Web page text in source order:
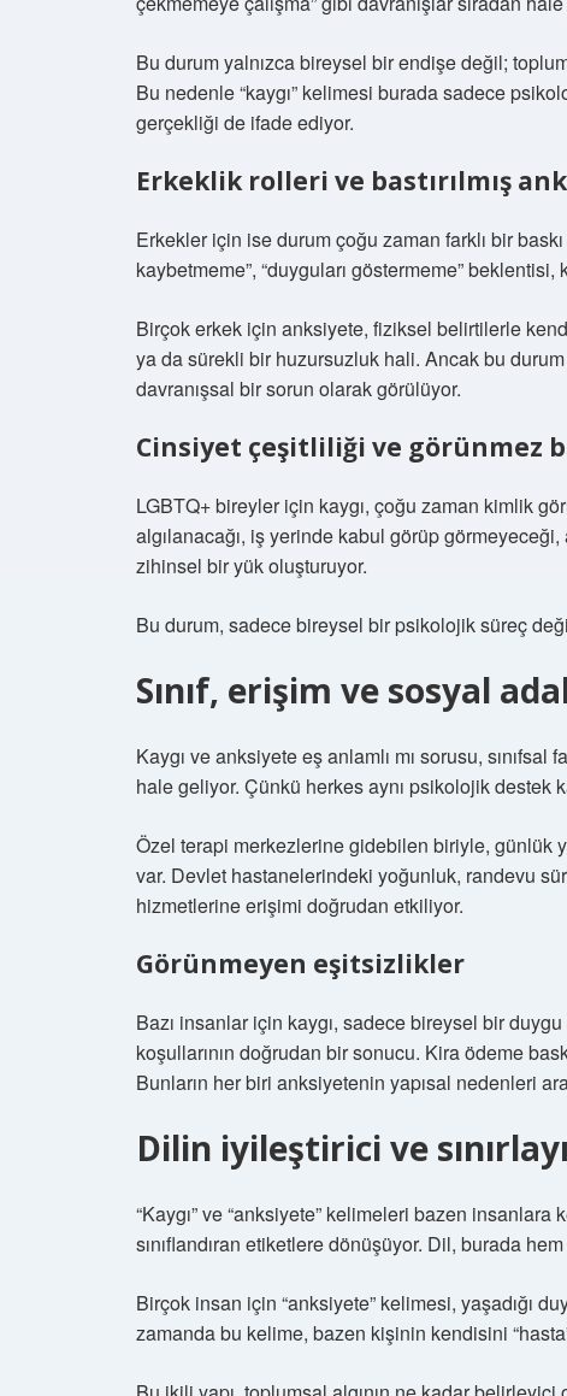
Bu durum yalnızca bireysel bir endişe değil;
Bu nedenle “kaygı” kelimesi burada sadece
gerçekliği de ifade ediyor.
Erkeklik rolleri ve bastırılmış
Erkekler için ise durum çoğu zaman farklı bir
kaybetmeme”, “duyguları göstermeme” beklentisi,
Birçok erkek için anksiyete, fiziksel belirtilerle
ya da sürekli bir huzursuzluk hali. Ancak bu
davranışsal bir sorun olarak görülüyor.
Cinsiyet çeşitliliği ve görünmez
LGBTQ+ bireyler için kaygı, çoğu zaman kimlik
algılanacağı, iş yerinde kabul görüp
zihinsel bir yük oluşturuyor.
Bu durum, sadece bireysel bir psikolojik süreç
Sınıf, erişim ve sosyal
Kaygı ve anksiyete eş anlamlı mı sorusu, sınıfsal
hale geliyor. Çünkü herkes aynı psikolojik destek
Özel terapi merkezlerine gidebilen biriyle, günlük
var. Devlet hastanelerindeki yoğunluk, randevu
hizmetlerine erişimi doğrudan etkiliyor.
Görünmeyen eşitsizlikler
Bazı insanlar için kaygı, sadece bireysel bir
koşullarının doğrudan bir sonucu. Kira ödeme
Bunların her biri anksiyetenin yapısal nedenleri
Dilin iyileştirici ve
“Kaygı” ve “anksiyete” kelimeleri bazen
sınıflandıran etiketlere dönüşüyor. Dil, burada
Birçok insan için “anksiyete” kelimesi, yaşadığı
zamanda bu kelime, bazen kişinin kendisini